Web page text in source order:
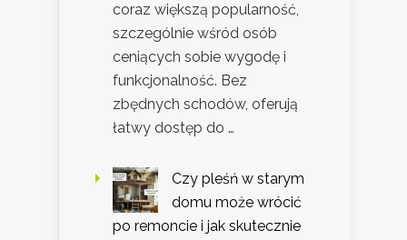
coraz większą popularność,
szczególnie wśród osób
ceniących sobie wygodę i
funkcjonalność. Bez
zbędnych schodów, oferują
łatwy dostęp do …
Czy pleśń w starym
domu może wrócić
po remoncie i jak skutecznie